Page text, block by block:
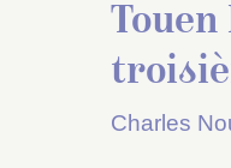
Charles